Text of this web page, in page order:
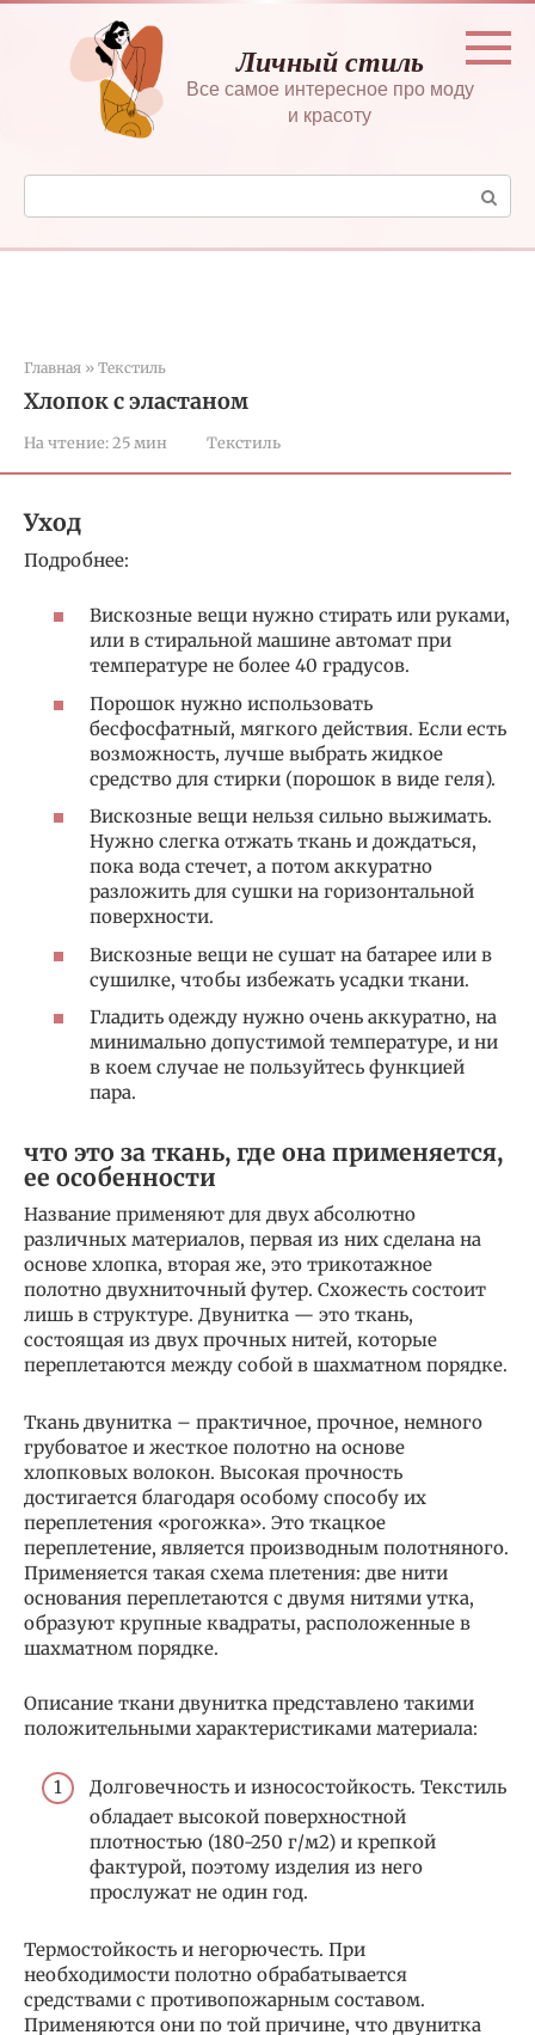
Перейти
контенту
Личный стиль
Все самое интересное про моду
и красоту
Поиск:
Главная » Текстиль
Хлопок с эластаном
На чтение: 25 мин Текстиль
Уход
Подробнее:
Вискозные вещи нужно стирать или руками,
или в стиральной машине автомат при
температуре не более 40 градусов.
Порошок нужно использовать
бесфосфатный, мягкого действия. Если есть
возможность, лучше выбрать жидкое
средство для стирки (порошок в виде геля).
Вискозные вещи нельзя сильно выжимать.
Нужно слегка отжать ткань и дождаться,
пока вода стечет, а потом аккуратно
разложить для сушки на горизонтальной
поверхности.
Вискозные вещи не сушат на батарее или в
сушилке, чтобы избежать усадки ткани.
Гладить одежду нужно очень аккуратно, на
минимально допустимой температуре, и ни
в коем случае не пользуйтесь функцией
пара.
что это за ткань, где она применяется,
ее особенности
Название применяют для двух абсолютно
различных материалов, первая из них сделана на
основе хлопка, вторая же, это трикотажное
полотно двухниточный футер. Схожесть состоит
лишь в структуре. Двунитка — это ткань,
состоящая из двух прочных нитей, которые
переплетаются между собой в шахматном порядке.
Ткань двунитка – практичное, прочное, немного
грубоватое и жесткое полотно на основе
хлопковых волокон. Высокая прочность
достигается благодаря особому способу их
переплетения «рогожка». Это ткацкое
переплетение, является производным полотняного.
Применяется такая схема плетения: две нити
основания переплетаются с двумя нитями утка,
образуют крупные квадраты, расположенные в
шахматном порядке.
Описание ткани двунитка представлено такими
положительными характеристиками материала:
Долговечность и износостойкость. Текстиль
обладает высокой поверхностной
плотностью (180-250 г/м2) и крепкой
фактурой, поэтому изделия из него
прослужат не один год.
Термостойкость и негорючесть. При
необходимости полотно обрабатывается
средствами с противопожарным составом.
Применяются они по той причине, что двунитка